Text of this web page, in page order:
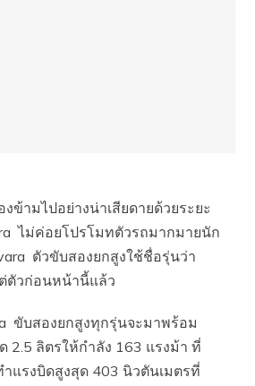
ข้ามไปอย่างน่าเสียดายด้วยระยะ
ไม่ค่อยโปรโมทตัวรถมากมายนัก
ตัวขับสองยกสูงใช้ชื่อรุ่นว่า
ตัวก่อนหน้านี้แล้ว
ขับสองยกสูงทุกรุ่นจะมาพร้อม
2.5 ลิตรให้กำลัง 163 แรงม้า ที่
แรงบิดสูงสุด 403 นิวตันเมตรที่